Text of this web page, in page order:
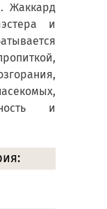
Жаккард
и
и